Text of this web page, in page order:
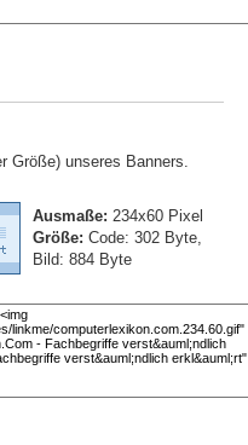
Größe) unseres Banners.
Ausmaße: 234x60 Pixel
Größe: Code: 302 Byte,
Bild: 884 Byte